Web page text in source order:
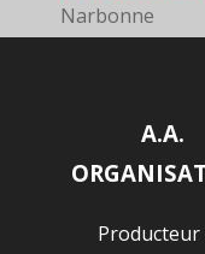
Narbonne
A.A.
Producteur